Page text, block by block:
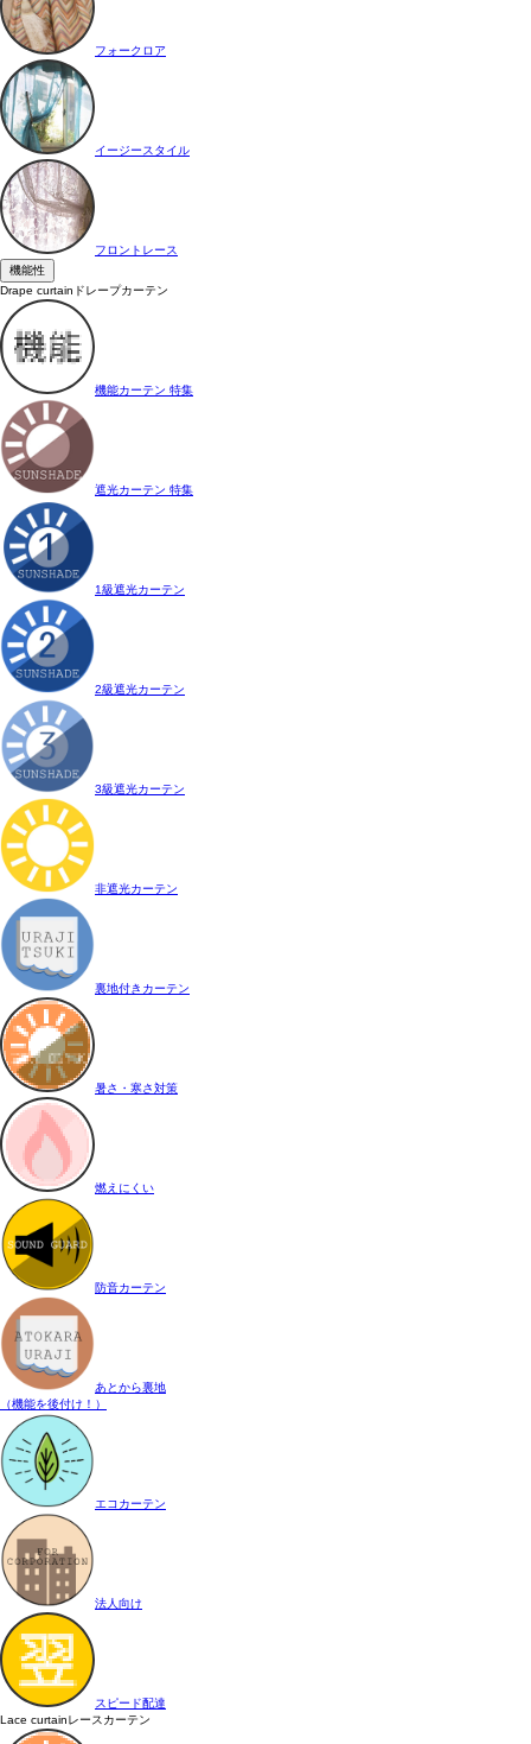
フォークロア
イージースタイル
フロントレース
機能性
Drape curtain ドレープカーテン
機能カーテン 特集
遮光カーテン 特集
1級遮光カーテン
2級遮光カーテン
3級遮光カーテン
非遮光カーテン
裏地付きカーテン
暑さ・寒さ対策
燃えにくい
防音カーテン
あとから裏地
（機能を後付け！）
エコカーテン
法人向け
スピード配達
Lace curtainレースカーテン